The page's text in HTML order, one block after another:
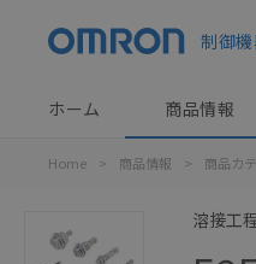
制御
ホーム 商品情報
Home > 商品情報 > 商品カ
溶接工